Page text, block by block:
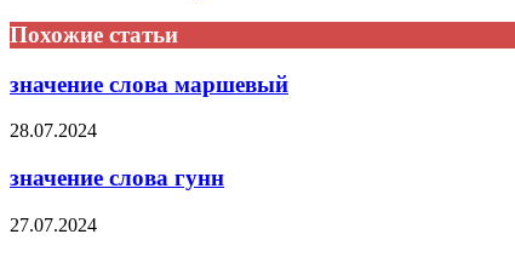
Похожие статьи
значение слова маршевый
28.07.2024
значение слова гунн
27.07.2024